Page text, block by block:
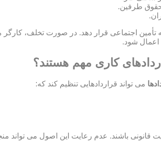
حقوق طرفین.
بیمه تأمین اجتماعی قرار دهد. در صورت تخلف،
کاری مهم هستند؟
می تواند قراردادهایی تنظیم کند که:
بدون ممنوعیت قانونی باشند. عدم رعایت این اصول